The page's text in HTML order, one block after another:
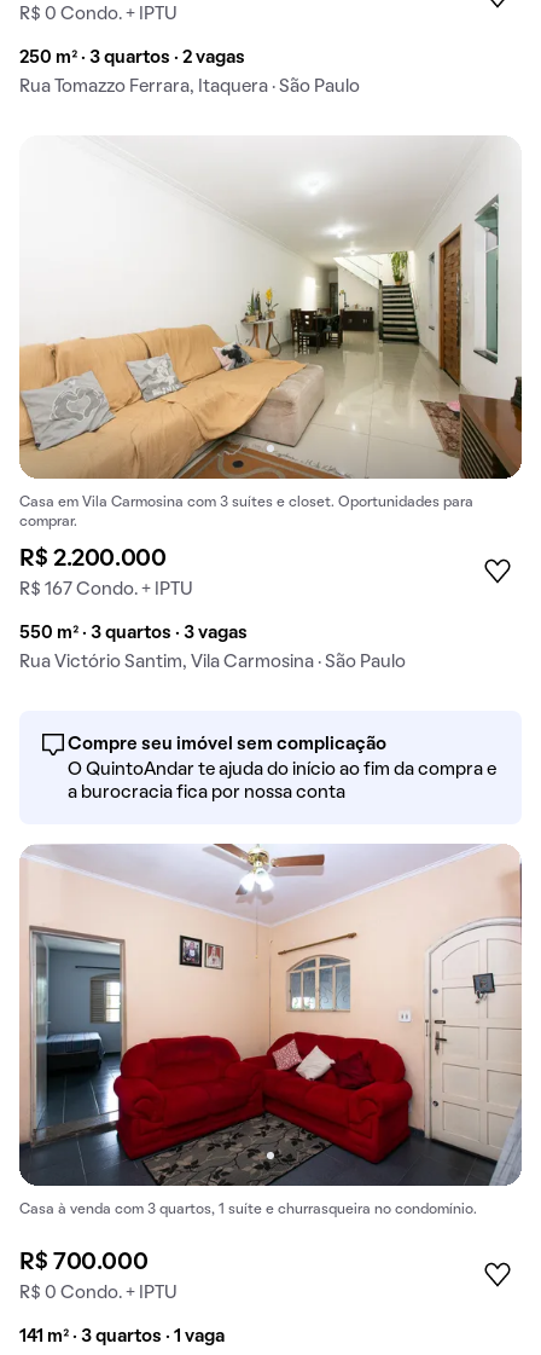
R$ 0 Condo. + IPTU
250 m² · 3 quartos · 2 vagas
Rua Tomazzo Ferrara, Itaquera · São Paulo
Casa em Vila Carmosina com 3 suítes e closet. Oportunidades para
comprar.
R$ 2.200.000
R$ 167 Condo. + IPTU
550 m² · 3 quartos · 3 vagas
Rua Victório Santim, Vila Carmosina · São Paulo
Compre seu imóvel sem complicação
O QuintoAndar te ajuda do início ao fim da compra e
a burocracia fica por nossa conta
Casa à venda com 3 quartos, 1 suíte e churrasqueira no condomínio.
R$ 700.000
R$ 0 Condo. + IPTU
141 m² · 3 quartos · 1 vaga